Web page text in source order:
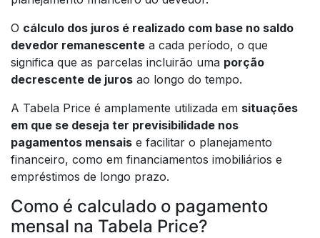
O cálculo dos juros é realizado com base no saldo
devedor remanescente a cada período, o que
significa que as parcelas incluirão uma porção
decrescente de juros ao longo do tempo.
A Tabela Price é amplamente utilizada em situações
em que se deseja ter previsibilidade nos
pagamentos mensais e facilitar o planejamento
financeiro, como em financiamentos imobiliários e
empréstimos de longo prazo.
Como é calculado o pagamento
mensal na Tabela Price?